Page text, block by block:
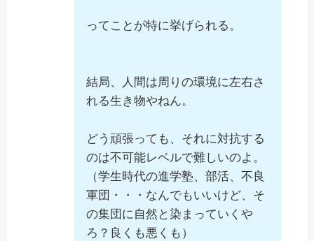
ってことが特に挙げられる。
結局、人間は周りの環境に左右さ
れる生き物やねん。
どう頑張っても、それに対抗する
のは不可能レベルで難しいのよ。
（学生時代の進学塾、部活、不良
軍団・・・なんでもいいけど、そ
の集団に自然と染まっていくや
ろ？良くも悪くも）